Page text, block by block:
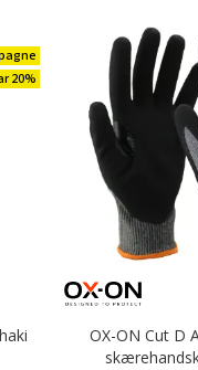
20%
OX-ON Cut D